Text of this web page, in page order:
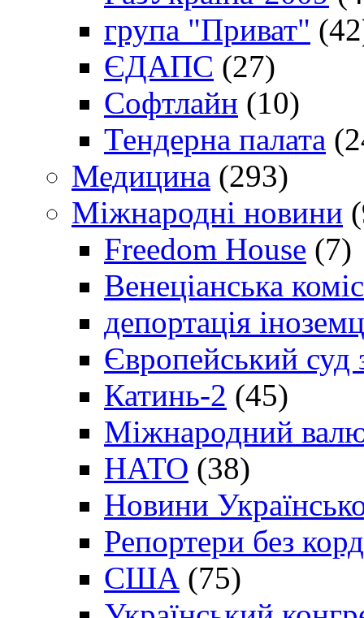
група "Приват"
ЄДАПС (27)
Софтлайн (10)
Тендерна палата
Медицина (293)
Міжнародні новини
Freedom House (7)
Венеціанська
депортація
Європейський
Катинь-2 (45)
Міжнародний
НАТО (38)
Новини
Репортери без
США (75)